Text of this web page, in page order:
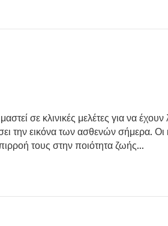
σε κλινικές μελέτες για να έχουν
εικόνα των ασθενών σήμερα. Οι
τους στην ποιότητα ζωής…